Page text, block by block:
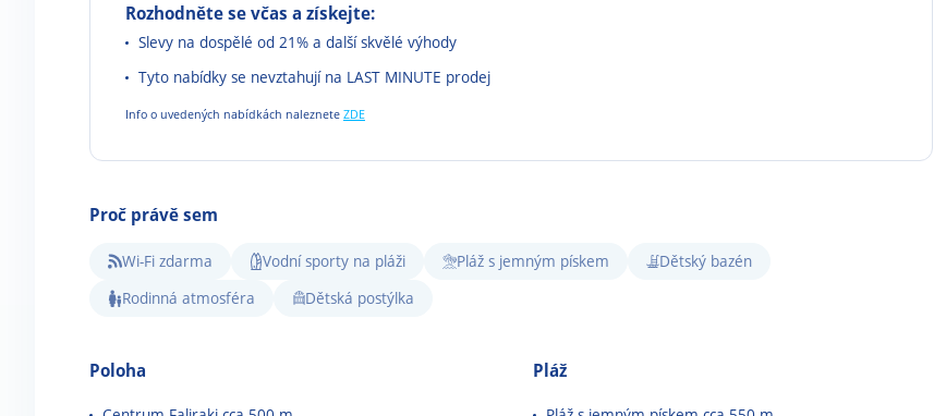
Rozhodněte se včas a získejte:
Slevy na dospělé od 21% a další skvělé výhody
Tyto nabídky se nevztahují na LAST MINUTE prodej
Info o uvedených nabídkách naleznete ZDE
Proč právě sem
Wi-Fi zdarma Vodní sporty na pláži Pláž s jemným pískem
Dětský bazén
Rodinná atmosféra
Dětská postýlka
Poloha Pláž